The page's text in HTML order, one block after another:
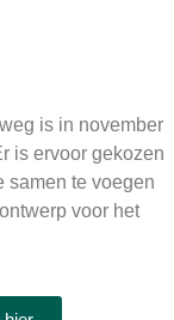
is in november
is ervoor gekozen
samen te voegen
voor het